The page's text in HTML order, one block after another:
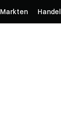
Markten Handel